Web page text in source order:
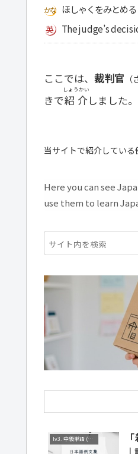
ほしゃくをみとめ
The judge’s
ここでは、 裁判官
きで紹介
しょうかい
しました。
当サイトで紹介してい
Here you can see
use them to learn
lv3. 中級単語 (N2～N3)